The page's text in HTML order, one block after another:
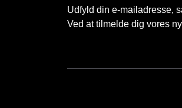
Udfyld din e-mailadresse,
Ved at tilmelde dig vores